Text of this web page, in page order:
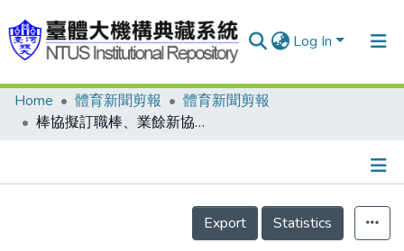
Log In
Communities & Collections
Home 體育新聞剪報
體育新聞剪報
棒協擬訂職棒、業餘新協議草案 保留23歲限制另增四條規定 期效改為永久 1月8日邀職棒兩聯盟討論
Details
Export
Statistics